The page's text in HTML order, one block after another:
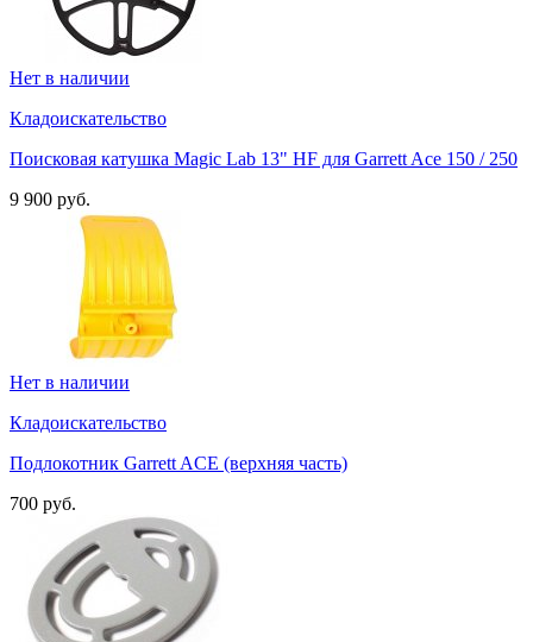
Нет в наличии
Кладоискательство
Поисковая катушка Magic Lab 13" HF для Garrett Ace 150 / 250
9 900 руб.
Нет в наличии
Кладоискательство
Подлокотник Garrett ACE (верхняя часть)
700 руб.